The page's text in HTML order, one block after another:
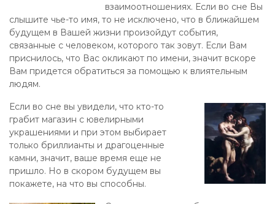
взаимоотношениях. Если во сне Вы
слышите чье-то имя, то не исключено, что в ближайшем
будущем в Вашей жизни произойдут события,
связанные с человеком, которого так зовут. Если Вам
приснилось, что Вас окликают по имени, значит вскоре
Вам придется обратиться за помощью к влиятельным
людям.
Если во сне вы увидели, что кто-то
грабит магазин с ювелирными
украшениями и при этом выбирает
только бриллианты и драгоценные
камни, значит, ваше время еще не
пришло. Но в скором будущем вы
покажете, на что вы способны.